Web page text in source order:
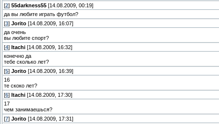
[2] 55darkness55 [14.08.2009, 00:19]
да вы любите играть футбол?
[3] Jorito [14.08.2009, 16:07]
да очень
вы любите спорт?
[4] Itachi [14.08.2009, 16:32]
конечно да
тебе сколько лет?
[5] Jorito [14.08.2009, 16:39]
16
те скоко лет?
[6] Itachi [14.08.2009, 17:30]
17
чем занимаешься?
[7] Jorito [14.08.2009, 17:31]